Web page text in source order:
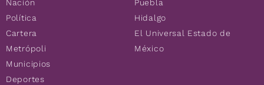
Nación
Política
Cartera
Metrópoli
Municipios
Deportes
Puebla
Hidalgo
El Universal Estado de
México